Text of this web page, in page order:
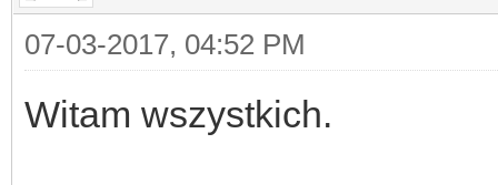
07-03-2017, 04:52 PM
Witam wszystkich.